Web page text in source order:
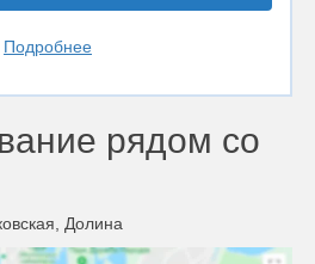
Подробнее
рядом со
Долина